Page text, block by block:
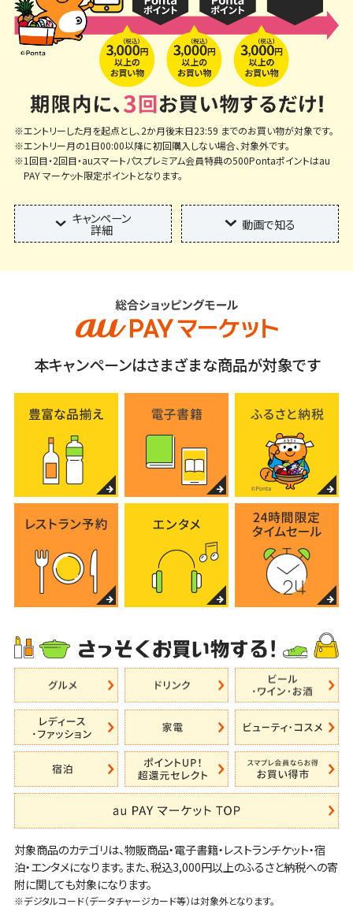
※エントリーした月を起点とし、2か月後末日23:59 までのお買い物が対象です。
※エントリー月の1日00:00以降に初回購入しない場合、対象外です。
※1回目・2回目・auスマートパスプレミアム会員特典の500Pontaポイントはau
PAY マーケット限定ポイントとなります。
キャンペーン
詳細 動画で知る
本キャンペーンはさまざまな商品が対象です
対象商品のカテゴリは、物販商品・電子書籍・レストランチケット・宿
泊・エンタメになります。また、税込3,000円以上のふるさと納税への寄
附に関しても対象になります。
※デジタルコード（データチャージカード等）は対象外となります。